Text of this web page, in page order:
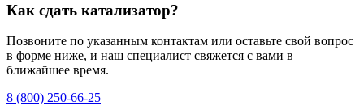
Как сдать катализатор?
Позвоните по указанным контактам или оставьте свой вопрос
в форме ниже, и наш специалист свяжется с вами в
ближайшее время.
8 (800) 250-66-25